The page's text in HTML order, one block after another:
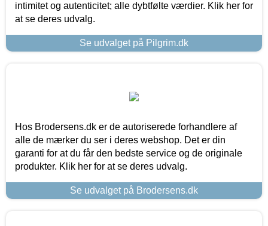
intimitet og autenticitet; alle dybtfølte værdier. Klik her for
at se deres udvalg.
Se udvalget på Pilgrim.dk
Hos Brodersens.dk er de autoriserede forhandlere af
alle de mærker du ser i deres webshop. Det er din
garanti for at du får den bedste service og de originale
produkter. Klik her for at se deres udvalg.
Se udvalget på Brodersens.dk